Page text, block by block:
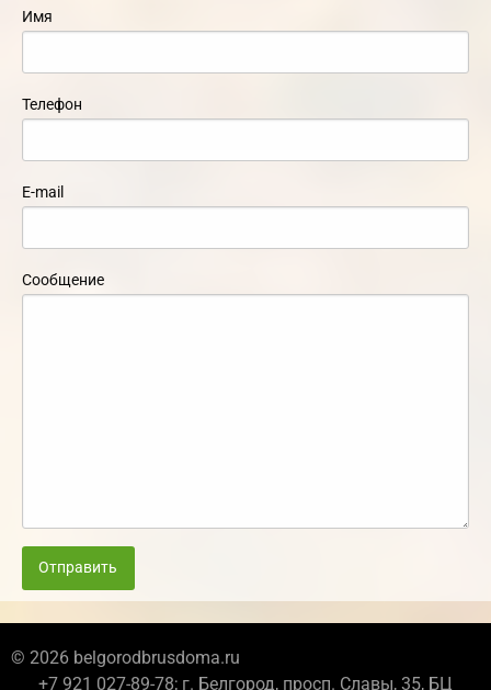
Имя
Телефон
E-mail
Сообщение
Отправить
© 2026 belgorodbrusdoma.ru
+7 921 027-89-78; г. Белгород, просп. Славы, 35, БЦ